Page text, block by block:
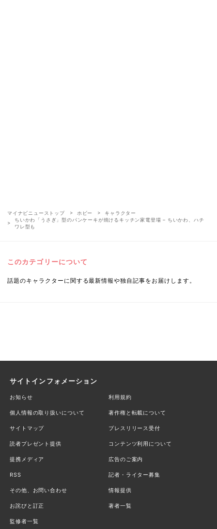
マイナビニューストップ ホビー
キャラクター
ちいかわ「うさぎ」型のパンケーキが焼けるキッチン家電登場 – ちいかわ、ハチ
ワレ型も
このカテゴリーについて
話題のキャラクターに関する最新情報や独自記事をお届けします。
サイトインフォメーション
お知らせ 利用規約
個人情報の取り扱いについて 著作権と転載について
サイトマップ プレスリリース受付
読者プレゼント提供 コンテンツ利用について
提携メディア 広告のご案内
RSS 記者・ライター募集
その他、お問い合わせ 情報提供
お詫びと訂正 著者一覧
監修者一覧